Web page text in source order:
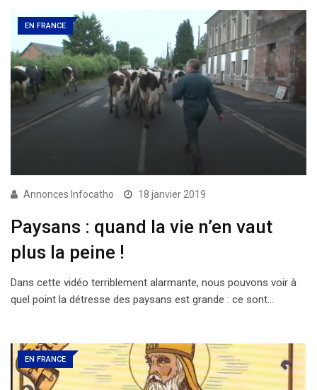
EN FRANCE
Annonces Infocatho 18 janvier 2019
Paysans : quand la vie n’en vaut
plus la peine !
Dans cette vidéo terriblement alarmante, nous pouvons voir à
quel point la détresse des paysans est grande : ce sont…
EN FRANCE